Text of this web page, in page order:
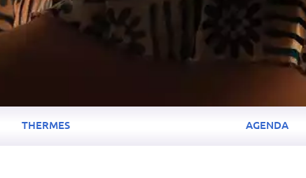
THERMES AGENDA